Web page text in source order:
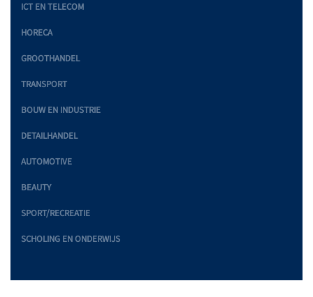
ICT EN TELECOM
HORECA
GROOTHANDEL
TRANSPORT
BOUW EN INDUSTRIE
DETAILHANDEL
AUTOMOTIVE
BEAUTY
SPORT/RECREATIE
SCHOLING EN ONDERWIJS